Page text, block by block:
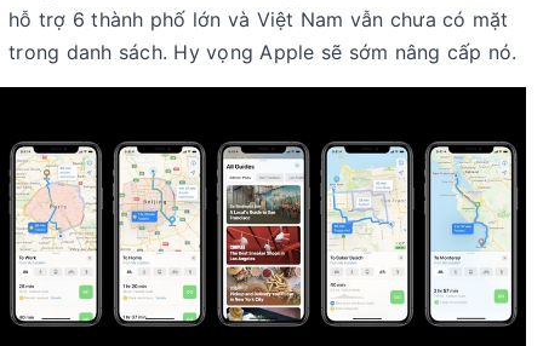
hỗ trợ 6 thành phố lớn và Việt Nam vẫn chưa có mặt
trong danh sách. Hy vọng Apple sẽ sớm nâng cấp nó.